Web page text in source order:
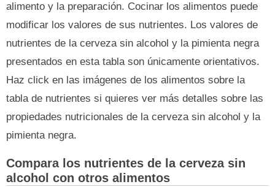
alimento y la preparación. Cocinar los alimentos puede
modificar los valores de sus nutrientes. Los valores de
nutrientes de la cerveza sin alcohol y la pimienta negra
presentados en esta tabla son únicamente orientativos.
Haz click en las imágenes de los alimentos sobre la
tabla de nutrientes si quieres ver más detalles sobre las
propiedades nutricionales de la cerveza sin alcohol y la
pimienta negra.
Compara los nutrientes de la cerveza sin
alcohol con otros alimentos